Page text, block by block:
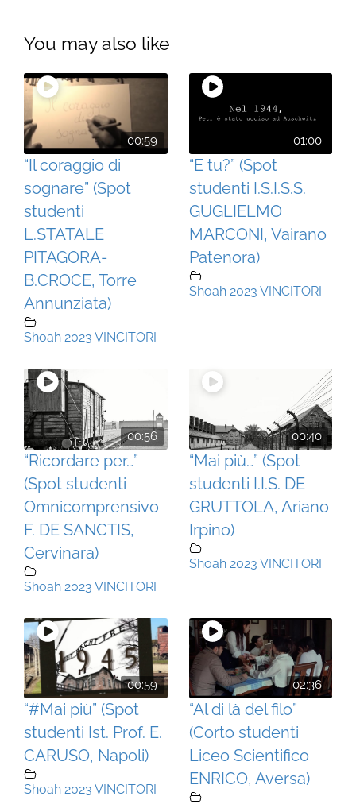
You may also like
00:59
“Il coraggio di
sognare” (Spot
studenti
L.STATALE
PITAGORA-
B.CROCE, Torre
Annunziata)
Shoah 2023 VINCITORI
01:00
“E tu?” (Spot
studenti I.S.I.S.S.
GUGLIELMO
MARCONI, Vairano
Patenora)
Shoah 2023 VINCITORI
00:56
“Ricordare per…”
(Spot studenti
Omnicomprensivo
F. DE SANCTIS,
Cervinara)
Shoah 2023 VINCITORI
00:40
“Mai più…” (Spot
studenti I.I.S. DE
GRUTTOLA, Ariano
Irpino)
Shoah 2023 VINCITORI
00:59
“#Mai più” (Spot
studenti Ist. Prof. E.
CARUSO, Napoli)
Shoah 2023 VINCITORI
02:36
“Al di là del filo”
(Corto studenti
Liceo Scientifico
ENRICO, Aversa)